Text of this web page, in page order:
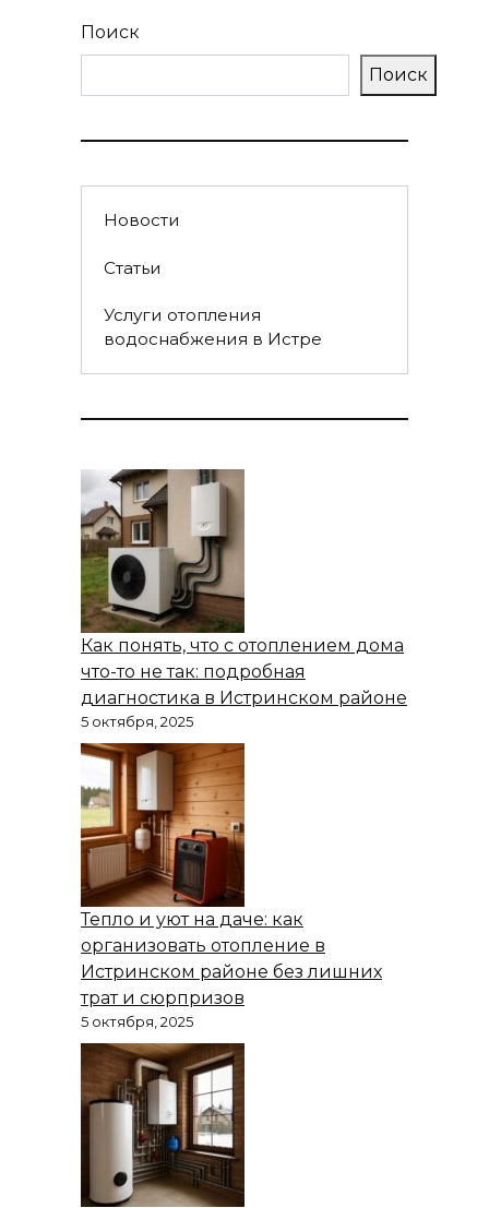
Поиск
Поиск
Новости
Статьи
Услуги отопления
водоснабжения в Истре
Как понять, что с отоплением дома
что-то не так: подробная
диагностика в Истринском районе
5 октября, 2025
Тепло и уют на даче: как
организовать отопление в
Истринском районе без лишних
трат и сюрпризов
5 октября, 2025